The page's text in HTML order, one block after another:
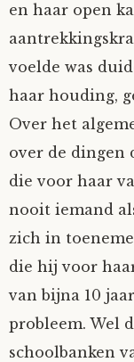
en haar open
voelde was
haar houding,
Over het
over de dingen
die voor haar
nooit iemand
zich in
die hij voor
van bijna 10
probleem. Wel
schoolbanken